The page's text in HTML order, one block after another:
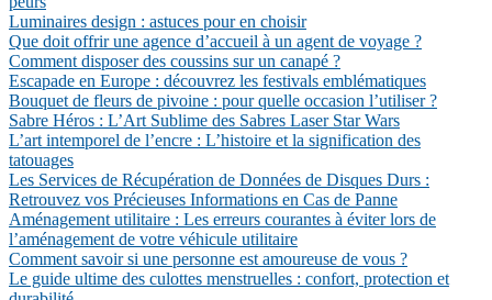
Luminaires design : astuces pour en choisir
Que doit offrir une agence d’accueil à un agent de voyage ?
Comment disposer des coussins sur un canapé ?
Escapade en Europe : découvrez les festivals emblématiques
Bouquet de fleurs de pivoine : pour quelle occasion l’utiliser ?
Sabre Héros : L’Art Sublime des Sabres Laser Star Wars
L’art intemporel de l’encre : L’histoire et la signification des
tatouages
Les Services de Récupération de Données de Disques Durs :
Retrouvez vos Précieuses Informations en Cas de Panne
Aménagement utilitaire : Les erreurs courantes à éviter lors de
l’aménagement de votre véhicule utilitaire
Comment savoir si une personne est amoureuse de vous ?
Le guide ultime des culottes menstruelles : confort, protection et